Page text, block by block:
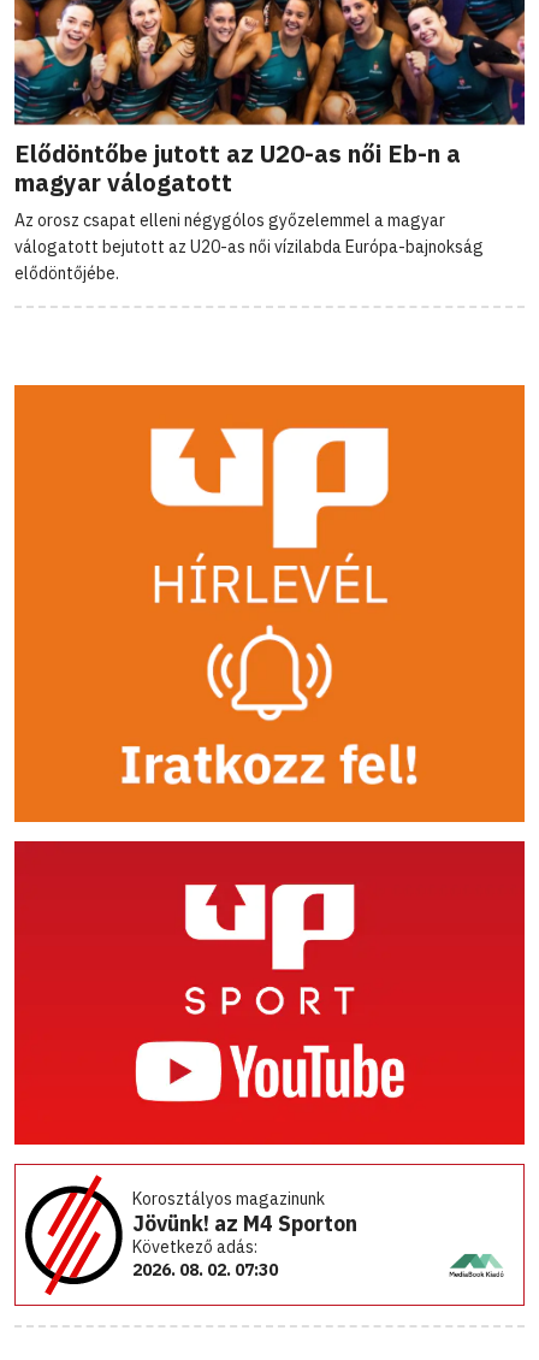
Elődöntőbe jutott az U20-as női Eb-n a
magyar válogatott
Az orosz csapat elleni négygólos győzelemmel a magyar
válogatott bejutott az U20-as női vízilabda Európa-bajnokság
elődöntőjébe.
Korosztályos magazinunk
Jövünk! az M4 Sporton
Következő adás:
2026. 08. 02. 07:30